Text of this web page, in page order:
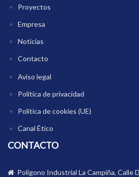
Proyectos
Empresa
Noticias
Contacto
Aviso legal
Política de privacidad
Política de cookies (UE)
Canal Ético
CONTACTO
Polígono Industrial La Campiña, Calle